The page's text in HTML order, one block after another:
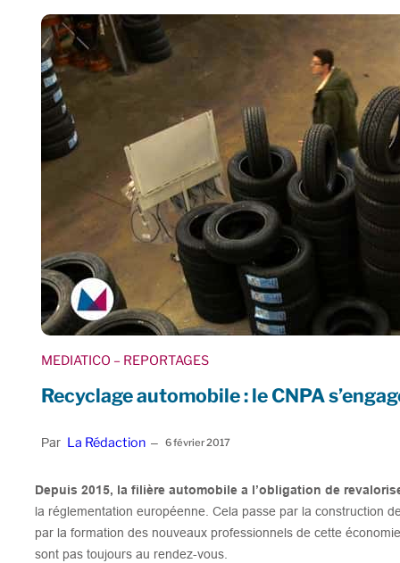
MEDIATICO – REPORTAGES
Recyclage automobile : le CNPA
Par La Rédaction – 6 février 2017
Depuis 2015, la filière automobile a l’obligation de
la réglementation européenne. Cela passe par la construction
par la formation des nouveaux professionnels de cette
sont pas toujours au rendez-vous.